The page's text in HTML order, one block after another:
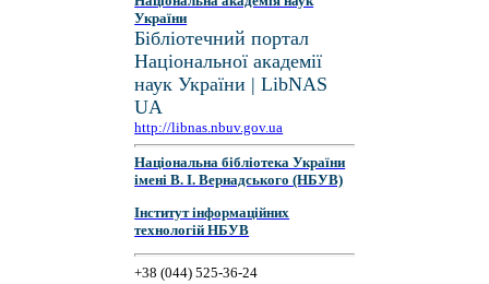
України
Бібліотечний портал
Національної академії
наук України | LibNAS
UA
http://libnas.nbuv.gov.ua
Національна бібліотека України
імені В. І. Вернадського (НБУВ)
Інститут інформаційних
технологій НБУВ
+38 (044) 525-36-24